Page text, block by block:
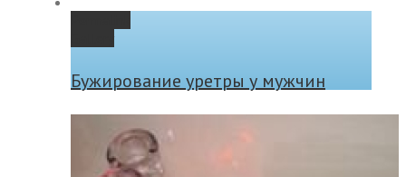
Бужирование уретры у мужчин